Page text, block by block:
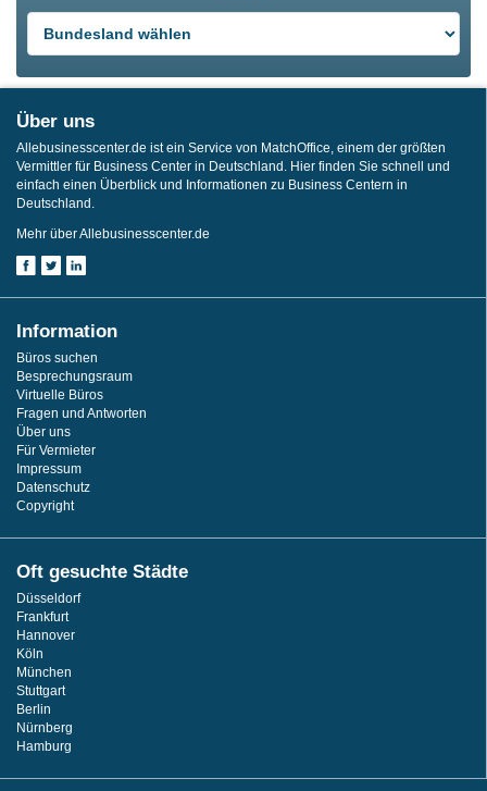
Über uns
Allebusinesscenter.de ist ein Service von MatchOffice, einem der größten
Vermittler für Business Center in Deutschland. Hier finden Sie schnell und
einfach einen Überblick und Informationen zu Business Centern in
Deutschland.
Mehr über Allebusinesscenter.de
Information
Büros suchen
Besprechungsraum
Virtuelle Büros
Fragen und Antworten
Über uns
Für Vermieter
Impressum
Datenschutz
Copyright
Oft gesuchte Städte
Düsseldorf
Frankfurt
Hannover
Köln
München
Stuttgart
Berlin
Nürnberg
Hamburg